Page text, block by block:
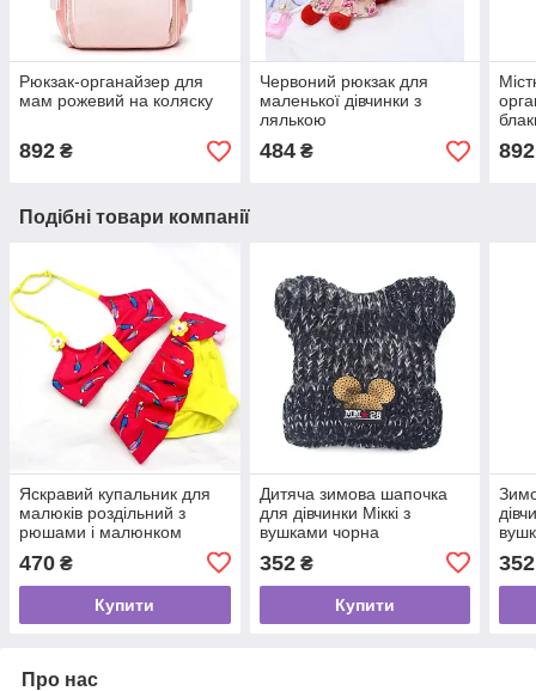
Рюкзак-органайзер для
мам рожевий на коляску
892 ₴
Червоний рюкзак для
маленької дівчинки з
лялькою
484₴ 892
Подібні товари компанії
Яскравий купальник для
малюків роздільний з
рюшами і малюнком
470 ₴
Купити
Дитяча зимова шапочка
для дівчинки Міккі з
вушками чорна
352₴
Купити
352
Про нас